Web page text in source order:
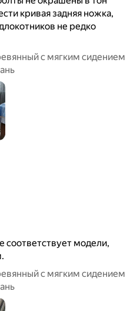
кривая задняя ножка,
не редко
с мягким сидением
соответствует модели,
с мягким сидением